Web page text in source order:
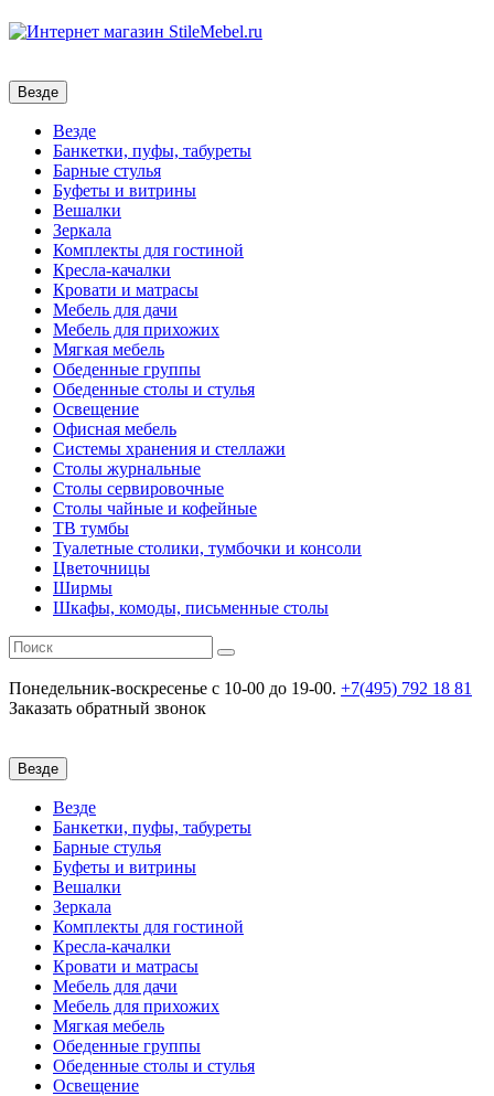
Везде
Везде
Банкетки, пуфы, табуреты
Барные стулья
Буфеты и витрины
Вешалки
Зеркала
Комплекты для гостиной
Кресла-качалки
Кровати и матрасы
Мебель для дачи
Мебель для прихожих
Мягкая мебель
Обеденные группы
Обеденные столы и стулья
Освещение
Офисная мебель
Системы хранения и стеллажи
Столы журнальные
Столы сервировочные
Столы чайные и кофейные
ТВ тумбы
Туалетные столики, тумбочки и консоли
Цветочницы
Ширмы
Шкафы, комоды, письменные столы
Понедельник-воскресенье c 10-00 до 19-00. +7(495) 792 18 81
Заказать обратный звонок
Везде
Везде
Банкетки, пуфы, табуреты
Барные стулья
Буфеты и витрины
Вешалки
Зеркала
Комплекты для гостиной
Кресла-качалки
Кровати и матрасы
Мебель для дачи
Мебель для прихожих
Мягкая мебель
Обеденные группы
Обеденные столы и стулья
Освещение